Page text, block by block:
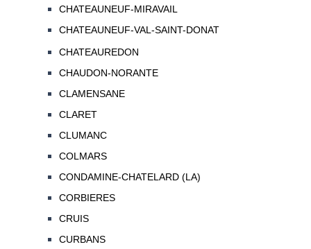
CHATEAUNEUF-MIRAVAIL
CHATEAUNEUF-VAL-SAINT-DONAT
CHATEAUREDON
CHAUDON-NORANTE
CLAMENSANE
CLARET
CLUMANC
COLMARS
CONDAMINE-CHATELARD (LA)
CORBIERES
CRUIS
CURBANS